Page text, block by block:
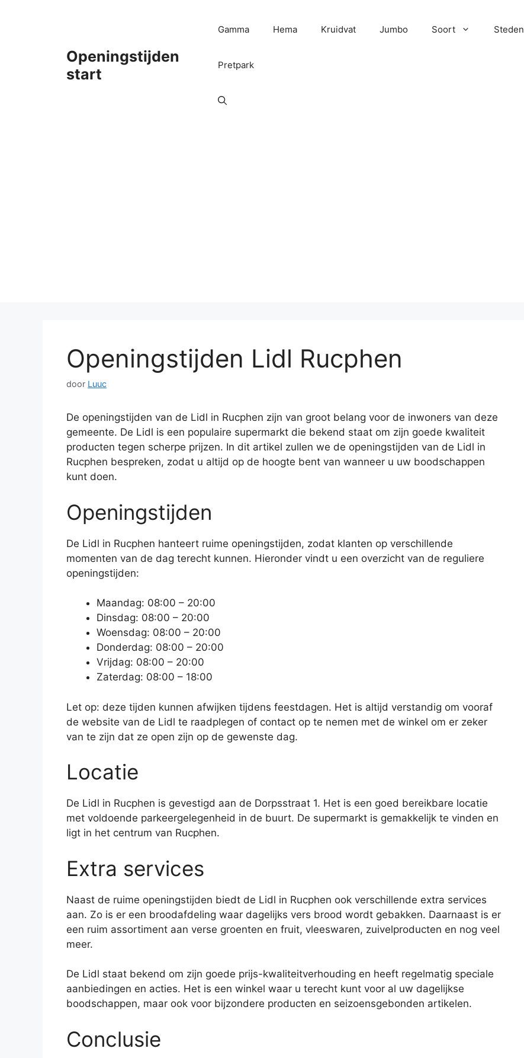
Openingstijden
start
Gamma Hema Kruidvat Jumbo Soort Steden
Pretpark
Openingstijden Lidl Rucphen
door Luuc
De openingstijden van de Lidl in Rucphen zijn van groot belang voor de inwoners van deze
gemeente. De Lidl is een populaire supermarkt die bekend staat om zijn goede kwaliteit
producten tegen scherpe prijzen. In dit artikel zullen we de openingstijden van de Lidl in
Rucphen bespreken, zodat u altijd op de hoogte bent van wanneer u uw boodschappen
kunt doen.
Openingstijden
De Lidl in Rucphen hanteert ruime openingstijden, zodat klanten op verschillende
momenten van de dag terecht kunnen. Hieronder vindt u een overzicht van de reguliere
openingstijden:
Maandag: 08:00 – 20:00
Dinsdag: 08:00 – 20:00
Woensdag: 08:00 – 20:00
Donderdag: 08:00 – 20:00
Vrijdag: 08:00 – 20:00
Zaterdag: 08:00 – 18:00
Let op: deze tijden kunnen afwijken tijdens feestdagen. Het is altijd verstandig om vooraf
de website van de Lidl te raadplegen of contact op te nemen met de winkel om er zeker
van te zijn dat ze open zijn op de gewenste dag.
Locatie
De Lidl in Rucphen is gevestigd aan de Dorpsstraat 1. Het is een goed bereikbare locatie
met voldoende parkeergelegenheid in de buurt. De supermarkt is gemakkelijk te vinden en
ligt in het centrum van Rucphen.
Extra services
Naast de ruime openingstijden biedt de Lidl in Rucphen ook verschillende extra services
aan. Zo is er een broodafdeling waar dagelijks vers brood wordt gebakken. Daarnaast is er
een ruim assortiment aan verse groenten en fruit, vleeswaren, zuivelproducten en nog veel
meer.
De Lidl staat bekend om zijn goede prijs-kwaliteitverhouding en heeft regelmatig speciale
aanbiedingen en acties. Het is een winkel waar u terecht kunt voor al uw dagelijkse
boodschappen, maar ook voor bijzondere producten en seizoensgebonden artikelen.
Conclusie